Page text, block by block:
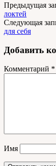
Предыдущая
локтей
Следующая
для себя
Добавить
Комментарий *
Имя